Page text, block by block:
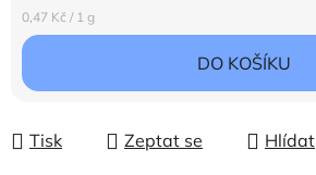
Měrná cena:
0,47 Kč / 1 g
DO KOŠÍKU
Tisk Zeptat se Hlídat